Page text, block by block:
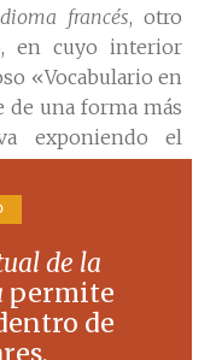
francés, otro
en cuyo interior
«Vocabulario en
una forma más
exponiendo el
para la
La nueva ortografía
de la
permite
de